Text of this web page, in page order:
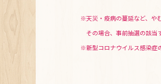
※天災・疫病の蔓延など、や
その場合、事前抽選の該当
※新型コロナウイルス感染症